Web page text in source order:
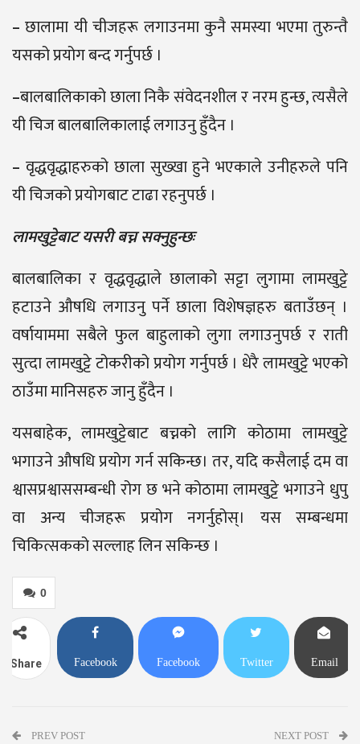
– छालामा यी चीजहरू लगाउनमा कुनै समस्या भएमा तुरुन्तै
यसको प्रयोग बन्द गर्नुपर्छ ।
–बालबालिकाको छाला निकै संवेदनशील र नरम हुन्छ, त्यसैले
यी चिज बालबालिकालाई लगाउनु हुँदैन ।
– वृद्धवृद्धाहरुको छाला सुख्खा हुने भएकाले उनीहरुले पनि
यी चिजको प्रयोगबाट टाढा रहनुपर्छ ।
लामखुट्टेबाट यसरी बच्न सक्नुहुन्छः
बालबालिका र वृद्धवृद्धाले छालाको सट्टा लुगामा लामखुट्टे
हटाउने औषधि लगाउनु पर्ने छाला विशेषज्ञहरु बताउँछन् ।
वर्षायाममा सबैले फुल बाहुलाको लुगा लगाउनुपर्छ र राती
सुत्दा लामखुट्टे टोकरीको प्रयोग गर्नुपर्छ । धेरै लामखुट्टे भएको
ठाउँमा मानिसहरु जानु हुँदैन ।
यसबाहेक, लामखुट्टेबाट बच्नको लागि कोठामा लामखुट्टे
भगाउने औषधि प्रयोग गर्न सकिन्छ। तर, यदि कसैलाई दम वा
श्वासप्रश्वाससम्बन्धी रोग छ भने कोठामा लामखुट्टे भगाउने धुपु
वा अन्य चीजहरू प्रयोग नगर्नुहोस्। यस सम्बन्धमा
चिकित्सकको सल्लाह लिन सकिन्छ ।
0
Share Facebook Facebook Twitter Email
PREV POST NEXT POST